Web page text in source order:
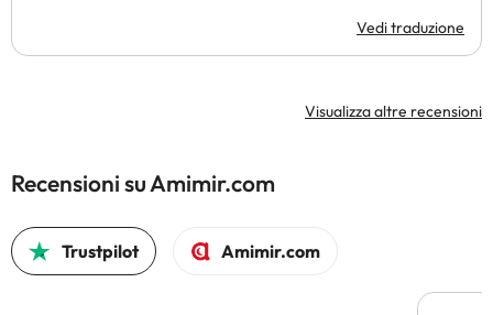
Vedi traduzione
Visualizza altre recensioni
Recensioni su Amimir.com
Trustpilot Amimir.com